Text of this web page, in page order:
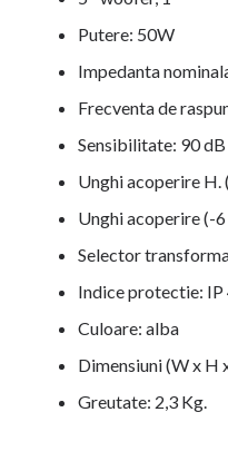
Putere: 50W
Impedanta
Frecventa de
Sensibilitate: 90
Unghi acoperire H.
Unghi acoperire (-6
Selector
Indice protectie: IP
Culoare: alba
Dimensiuni (W x H
Greutate: 2,3 Kg.